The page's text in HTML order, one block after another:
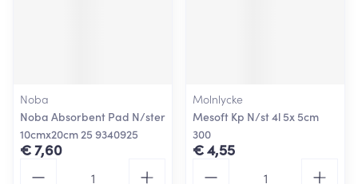
Noba
Noba Absorbent Pad N/ster
10cmx20cm 25 9340925
€ 7,60
Molnlycke
Mesoft Kp N/st 4l 5x 5cm
300
€ 4,55